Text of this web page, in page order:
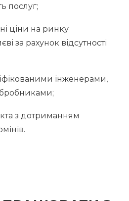
послуг;
ціни на ринку
за рахунок відсутності
інженерами,
з дотриманням